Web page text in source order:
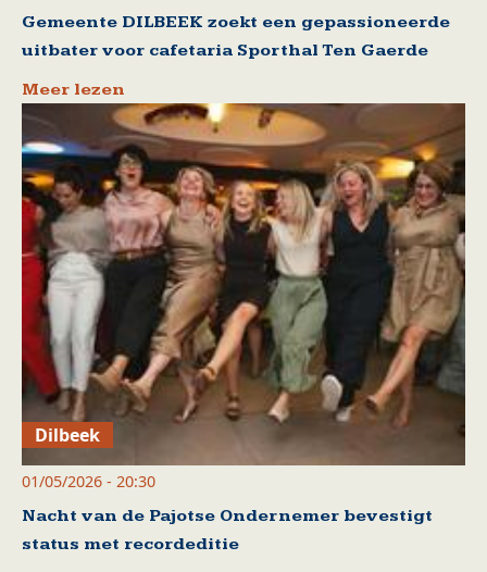
Gemeente DILBEEK zoekt een gepassioneerde
uitbater voor cafetaria Sporthal Ten Gaerde
Meer lezen
Dilbeek
01/05/2026 - 20:30
Nacht van de Pajotse Ondernemer bevestigt
status met recordeditie